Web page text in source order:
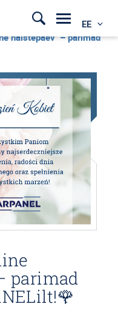
EE
naistepäev – parimad
parimad